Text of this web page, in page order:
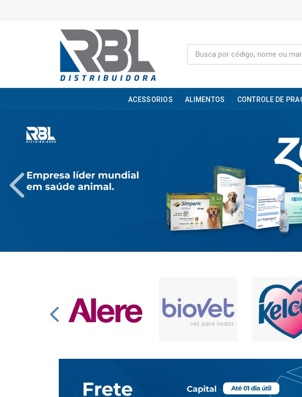
ACESSORIOS ALIMENTOS CONTROLE DE